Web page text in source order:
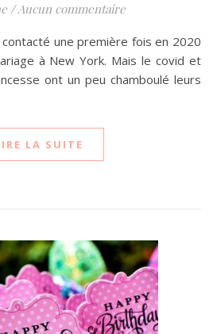
/Aucun commentaire
à New York. Mais le covid et
ont un peu chamboulé leurs
LA SUITE